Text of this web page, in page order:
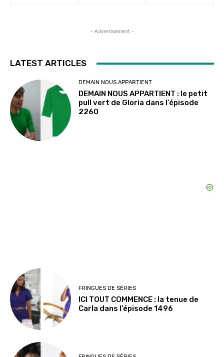
- Advertisement -
LATEST ARTICLES
DEMAIN NOUS APPARTIENT
DEMAIN NOUS APPARTIENT : le petit
pull vert de Gloria dans l’épisode
2260
FRINGUES DE SÉRIES
ICI TOUT COMMENCE : la tenue de
Carla dans l’épisode 1496